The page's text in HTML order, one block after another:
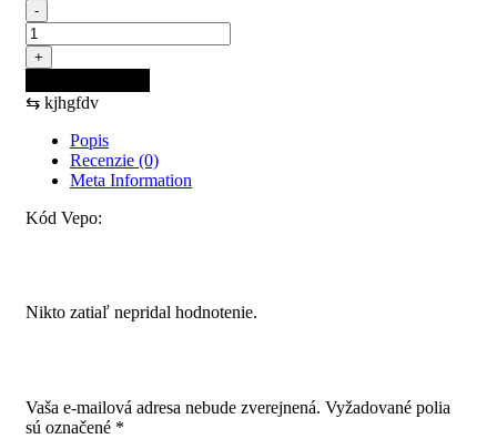
-
množstvo
K-
StrongBox
H140/550mm
s
hranatým
relingom
farba
titan
+
⇆ kjhgfdv
Popis
Recenzie (0)
Meta Information
Kód Vepo:
Nikto zatiaľ nepridal hodnotenie.
Vaša e-mailová adresa nebude zverejnená. Vyžadované polia
sú označené *